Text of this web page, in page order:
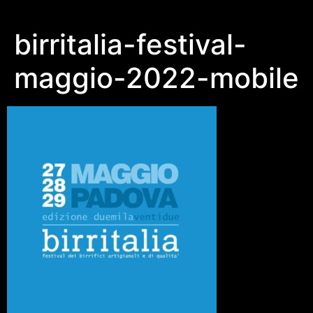
birritalia-festival-
maggio-2022-mobile